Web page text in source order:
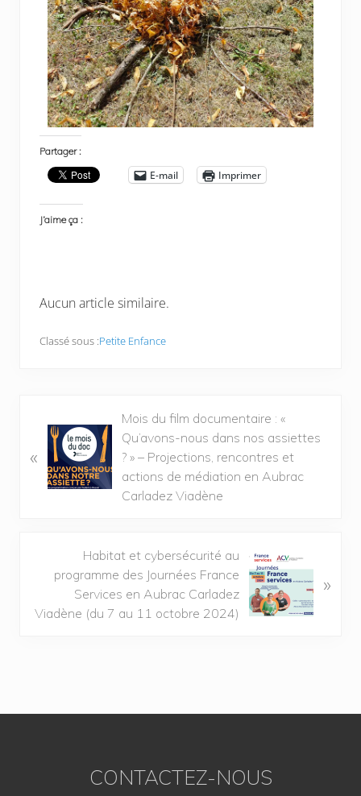
Partager :
E-mail Imprimer
J’aime ça :
Aucun article similaire.
Classé sous :Petite Enfance
«
Mois du film documentaire : «
Qu’avons-nous dans nos assiettes
? » – Projections, rencontres et
actions de médiation en Aubrac
Carladez Viadène
Habitat et cybersécurité au
programme des Journées France
Services en Aubrac Carladez
Viadène (du 7 au 11 octobre 2024)
»
CONTACTEZ-NOUS